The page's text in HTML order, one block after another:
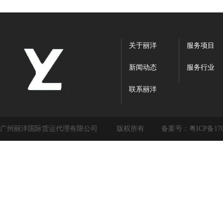
关于丽洋 服务项目
新闻动态 服务行业
联系丽洋
广州丽洋国际货运代理有限公司 版权所有 备案号： 粤ICP备